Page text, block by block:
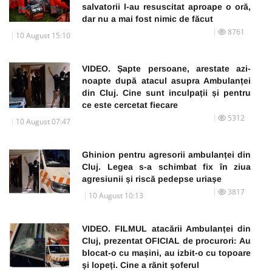
salvatorii l-au resuscitat aproape o oră,
dar nu a mai fost nimic de făcut
10 August 15:10 8761
VIDEO. Șapte persoane, arestate azi-
noapte după atacul asupra Ambulanței
din Cluj. Cine sunt inculpații și pentru
ce este cercetat fiecare
10 August 07:47 5312
Ghinion pentru agresorii ambulanței din
Cluj. Legea s-a schimbat fix în ziua
agresiunii și riscă pedepse uriașe
10 August 10:13 3817
VIDEO. FILMUL atacării Ambulanței din
Cluj, prezentat OFICIAL de procurori: Au
blocat-o cu mașini, au izbit-o cu topoare
și lopeți. Cine a rănit șoferul